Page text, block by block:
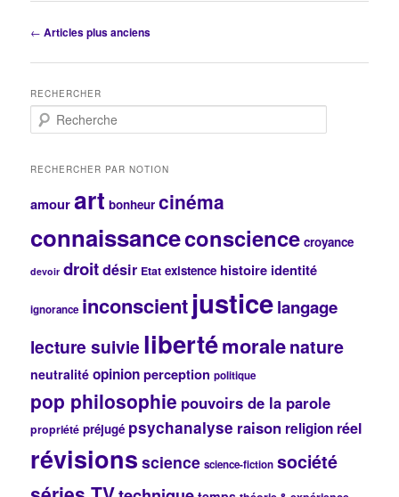
Navigation
articles
← Articles plus anciens
RECHERCHER
e
h
h
e
RECHERCHER PAR NOTION
amourart bonheur cinéma
connaissanceconscience croyance
devoir droitdésir Etat existence histoire identité
ignorance inconscientjusticelangage
lecture suivie libertémoralenature
neutralité opinionperception politique
pop philosophie pouvoirs de la parole
propriété préjugé psychanalyse raison religion réel
révisions science science-fiction société